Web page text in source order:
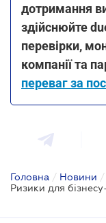
дотримання
здійснюйте
перевірки,
компанії та
переваг за
Головна / Новини /
Ризики для